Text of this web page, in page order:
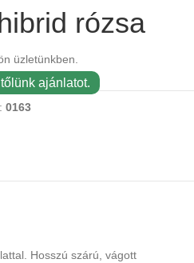
rózsa
üzletünkben.
ajánlatot.
0163
Hosszú szárú, vágott